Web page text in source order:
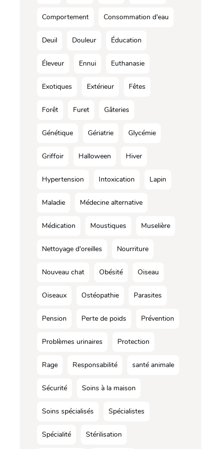
Comportement Consommation d'eau
Deuil Douleur Éducation
Éleveur Ennui Euthanasie
Exotiques Extérieur Fêtes
Forêt Furet Gâteries
Génétique Gériatrie Glycémie
Griffoir Halloween Hiver
Hypertension Intoxication Lapin
Maladie Médecine alternative
Médication Moustiques Muselière
Nettoyage d'oreilles Nourriture
Nouveau chat Obésité Oiseau
Oiseaux Ostéopathie Parasites
Pension Perte de poids Prévention
Problèmes urinaires Protection
Rage Responsabilité santé animale
Sécurité Soins à la maison
Soins spécialisés Spécialistes
Spécialité Stérilisation